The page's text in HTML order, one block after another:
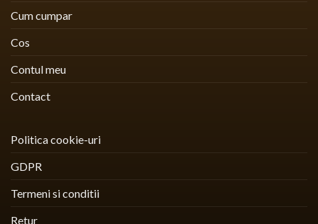
Cum cumpar
Cos
Contul meu
Contact
Politica cookie-uri
GDPR
Termeni si conditii
Retur